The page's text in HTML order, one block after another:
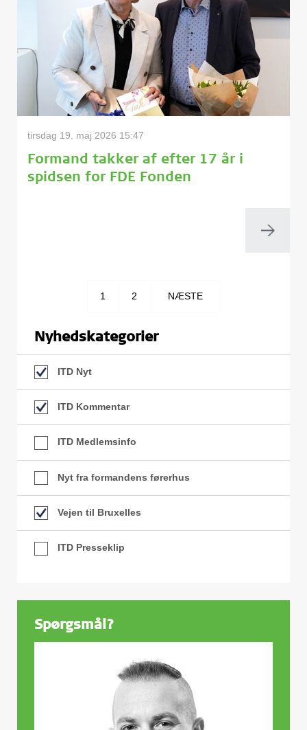
tirsdag 19. maj 2026 15:47
Formand takker af efter 17 år i
spidsen for FDE Fonden
1 2 NÆSTE
Nyhedskategorier
ITD Nyt
ITD Kommentar
ITD Medlemsinfo
Nyt fra formandens førerhus
Vejen til Bruxelles
ITD Presseklip
Spørgsmål?